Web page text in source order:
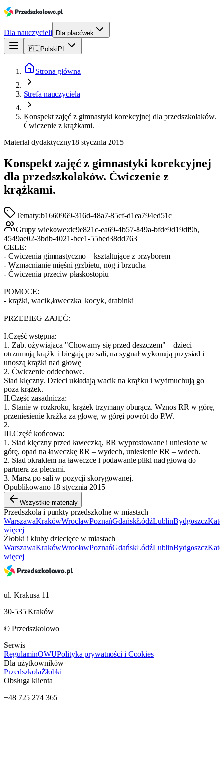
Dla nauczycieli Dla placówek
🇵🇱Polski PL
Strona główna
Strefa nauczyciela
Konspekt zajęć z gimnastyki korekcyjnej dla przedszkolaków.
Ćwiczenie z krążkami.
Materiał dydaktyczny18 stycznia 2015
Konspekt zajęć z gimnastyki korekcyjnej
dla przedszkolaków. Ćwiczenie z
krążkami.
Tematy:b1660969-316d-48a7-85cf-d1ea794ed51c
Grupy wiekowe:dc9e821c-ea69-4b57-849a-bfde9d19df9b,
4549ae02-3bdb-4021-bce1-55bed38dd763
CELE:
- Cwiczenia gimnastyczno – kształtujące z przyborem
- Wzmacnianie mięśni grzbietu, nóg i brzucha
- Ćwiczenia przeciw płaskostopiu
POMOCE:
- krążki, wacik,ławeczka, kocyk, drabinki
PRZEBIEG ZAJĘĆ:
I.Część wstępna:
1. Zab. ożywiająca "Chowamy się przed deszczem" – dzieci
otrzumują krążki i biegają po sali, na sygnał wykonują przysiad i
unoszą krążki nad głowę.
2. Ćwiczenie oddechowe.
Siad klęczny. Dzieci układają wacik na krążku i wydmuchują go
poza krążek.
II.Część zasadnicza:
1. Stanie w rozkroku, krążek trzymany oburącz. Wznos RR w górę,
przeniesienie krążka za głowę, w góręi powrót do P.W.
2.
III.Część końcowa:
1. Siad klęczny przed ławeczką, RR wyprostowane i uniesione w
górę, opad na ławeczkę RR – wydech, uniesienie RR – wdech.
2. Siad okrakiem na ławeczce i podawanie piłki nad głową do
partnera za plecami.
3. Marsz po sali w pozycji skorygowanej.
Opublikowano 18 stycznia 2015
Wszystkie materiały
Przedszkola i punkty przedszkolne w miastach
WarszawaKrakówWrocławPoznańGdańskŁódźLublinBydgoszcz
więcej
Żłobki i kluby dziecięce w miastach
WarszawaKrakówWrocławPoznańGdańskŁódźLublinBydgoszcz
więcej
ul. Krakusa 11
30-535 Kraków
© Przedszkolowo
Serwis
RegulaminOWUPolityka prywatności i Cookies
Dla użytkowników
PrzedszkolaŻłobki
Obsługa klienta
+48 725 274 365